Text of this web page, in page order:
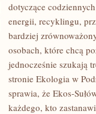
DOMU
dotyczące
energii, recyklingu,
bardziej
osobach, które chcą
jednocześnie szukają
stronie Ekologia w
sprawia, że Ekos-
każdego, kto